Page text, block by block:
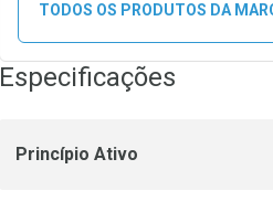
TODOS OS PRODUTOS DA
Especificações
Princípio Ativo